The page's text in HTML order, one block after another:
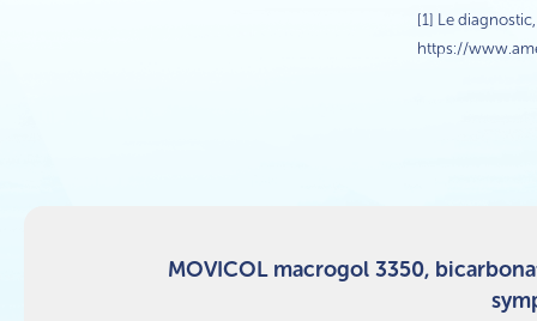
[1] Le
https://
MOVICOL macrogol 3350,